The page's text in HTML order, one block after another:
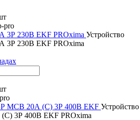
pro
3Р 230В EKF PROxima Устройство
3Р 230В EKF PROxima
МCB 20А (C) 3Р 400В EKF Устройство
3Р 400В EKF PROxima